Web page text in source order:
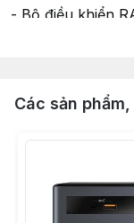
- Bộ điều khiển
- Ổ đĩa quang:
- Quản lý từ xa:
- Dạng case: Mini
Các sản